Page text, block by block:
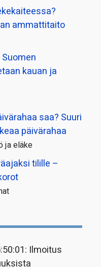
ammattitaito
kauan ja
saa? Suuri
päivärahaa
ja eläke
tilille –
Ilmoitus